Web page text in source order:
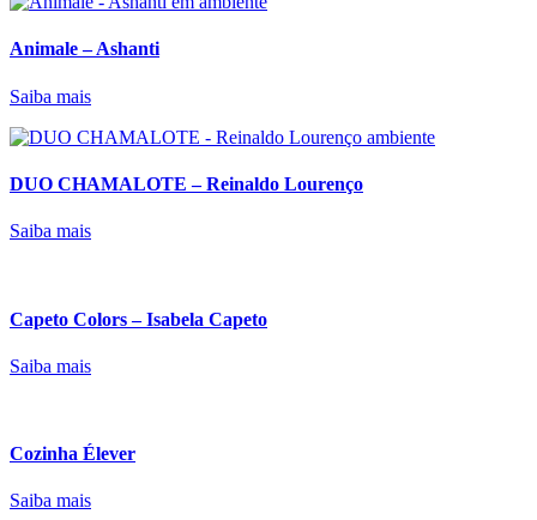
Animale – Ashanti
Saiba mais
DUO CHAMALOTE – Reinaldo Lourenço
Saiba mais
Capeto Colors – Isabela Capeto
Saiba mais
Cozinha Élever
Saiba mais